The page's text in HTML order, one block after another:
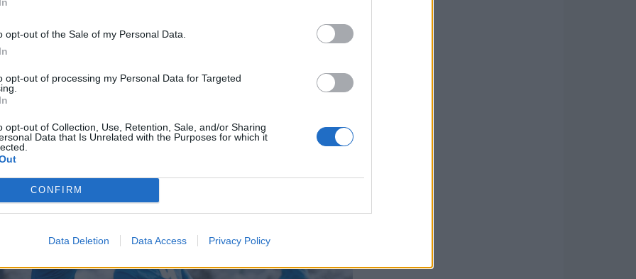
opt-out of the Sale of my Personal Data.
opt-out of processing my Personal Data for Targeted
opt-out of Collection, Use, Retention, Sale, and/or Sharing
Data that Is Unrelated with the Purposes for which it
CONFIRM
Data Deletion Data Access Privacy Policy
amikor a másodosztályú Sellenberki SK lesz az ellenfele.
3. és 13. között törökországi edzőtáborban vesznek
több felkészülési találkozó szerepel a programban.
szögeztek le, az ukrán élvonalban érdekelt Epicentr
találkoznak Antalyában.